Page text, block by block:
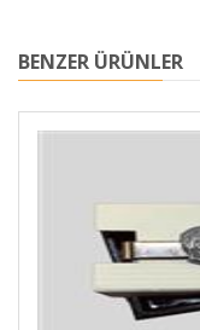
BENZER ÜRÜNLER